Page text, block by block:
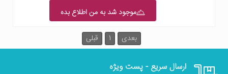
موجود شد به من اطلاع بده
قبلی 1 بعدی
ارسال سریع - پست ویژه